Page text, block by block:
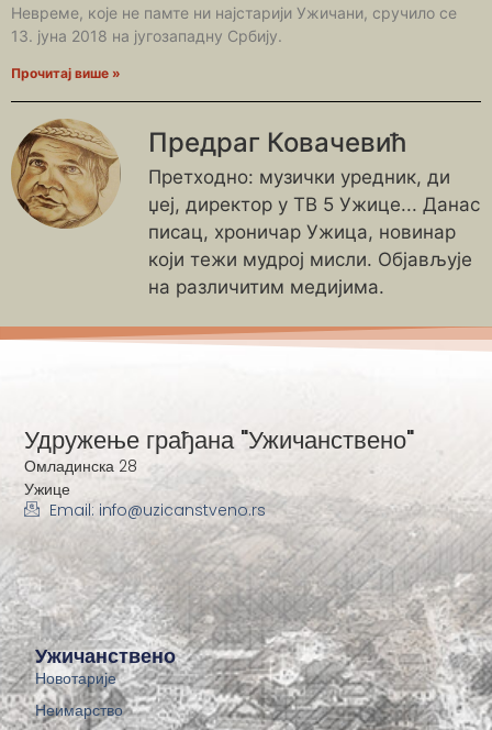
Невреме, које не памте ни најстарији Ужичани, сручило се
13. јуна 2018 на југозападну Србију.
Прочитај више »
Предраг Ковачевић
Претходно: музички уредник, ди
џеј, директор у ТВ 5 Ужице... Данас
писац, хроничар Ужица, новинар
који тежи мудрој мисли. Објављује
на различитим медијима.
Ужичанствено
Новотарије
Неимарство
Удружење грађана "Ужичанствено"
Омладинска 28
Ужице
Email: info@uzicanstveno.rs